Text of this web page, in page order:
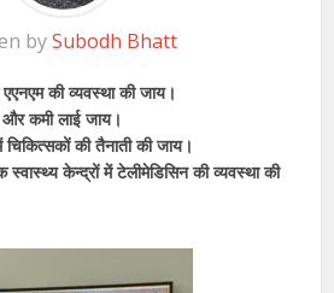
bySubodh Bhatt
की व्यवस्था की जाय।
कमी लाई जाय।
चिकित्सकों की तैनाती की जाय।
स्वास्थ्य केन्द्रों में टेलीमेडिसिन की व्यवस्था की